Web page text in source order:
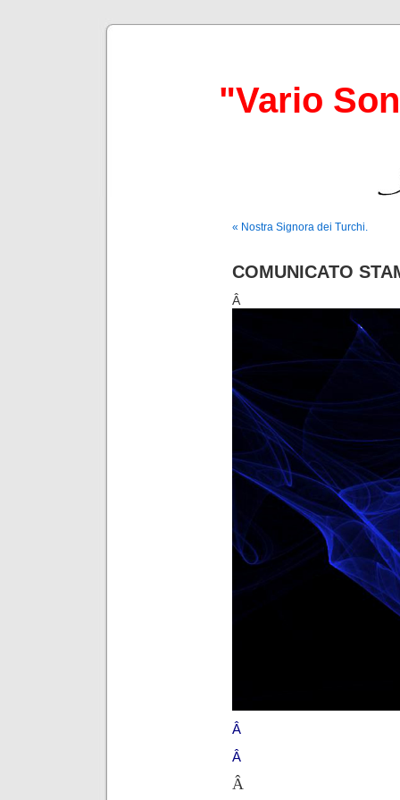
"Vario
« Nostra Signora dei Turchi.
COMUNICATO
Â
Â
Â
Â